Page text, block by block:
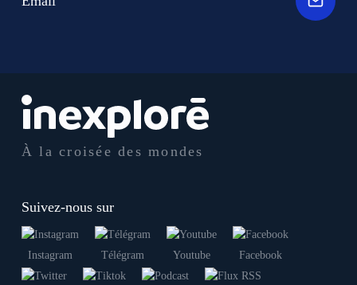
À la croisée des mondes
Suivez-nous sur
Instagram Télégram Youtube Facebook